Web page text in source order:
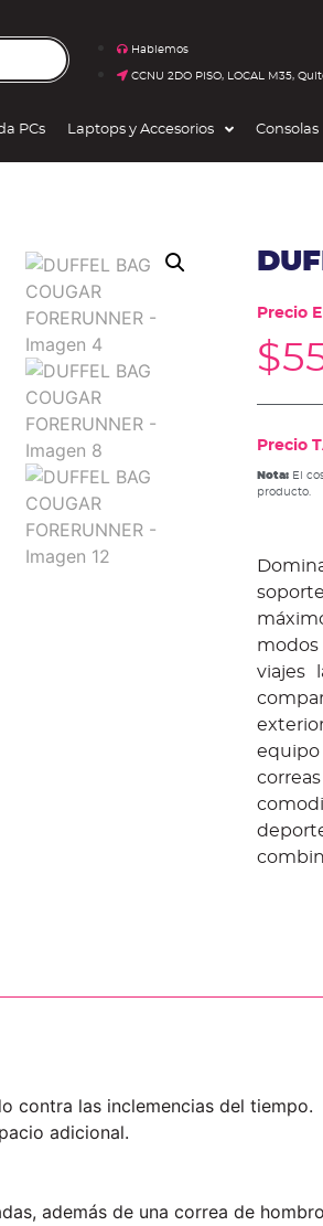
Hablemos
CCNU 2DO PISO, LOCAL M35,
PCs Laptops y Accesorios Consolas
Precio
$
Precio
Nota:El
producto.
modos
viajes
contra las inclemencias del tiempo.
adicional.
además de una correa de hombro